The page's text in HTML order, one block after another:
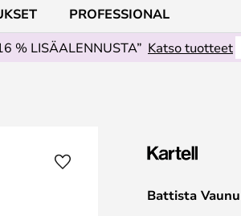
PROFESSIONAL
% LISÄALENNUSTA” Katso tuotteet
Battista